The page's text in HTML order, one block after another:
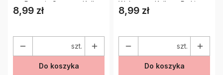
g – Ręcznie Suszona Kolba
z Pyłkiem Kwiatowym
Cena
8,99 zł
szt.
Do koszyka
Wykonana Kolba z Pyłkiem
Kwiatowym
Cena
8,99 zł
szt.
Do koszyka